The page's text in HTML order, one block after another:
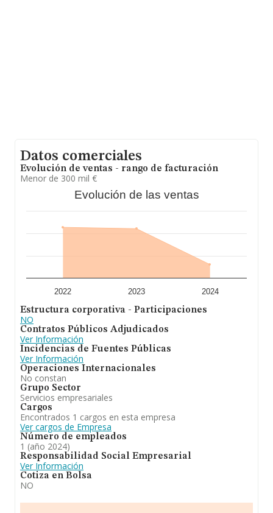
Datos comerciales
Evolución de ventas - rango de facturación
Menor de 300 mil €
Evolución de las ventas
2022 2023 2024
Estructura corporativa - Participaciones
NO
Contratos Públicos Adjudicados
Ver Información
Incidencias de Fuentes Públicas
Ver Información
Operaciones Internacionales
No constan
Grupo Sector
Servicios empresariales
Cargos
Encontrados 1 cargos en esta empresa
Ver cargos de Empresa
Número de empleados
1 (año 2024)
Responsabilidad Social Empresarial
Ver Información
Cotiza en Bolsa
NO